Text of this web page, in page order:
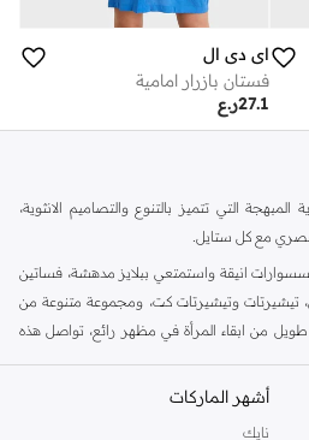
اي دي ال
فستان بازرار امامية
ر.ع27.1
المبهجة التي تتميز بالتنوع والتصاميم الانثوية،
مع كل ستايل.
انيقة واستمتعي ببلايز مدهشة، فساتين
تيشيرتات وتيشيرتات كت، ومجموعة متنوعة من
طويل من ابقاء المرأة في مظهر رائع، تواصل هذه
للعمل، البحث عن فستان مثالي للحفلات او
أشهر الماركات
نايك